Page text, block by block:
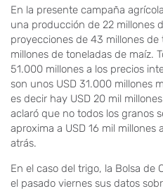
En la presente campaña
una producción de 22 millones
proyecciones de 43 millones
millones de toneladas de maíz.
51.000 millones a los precios
son unos USD 31.000 millones
es decir hay USD 20 mil
aclaró que no todos los granos
aproxima a USD 16 mil
atrás.
En el caso del trigo, la Bolsa de
el pasado viernes sus datos